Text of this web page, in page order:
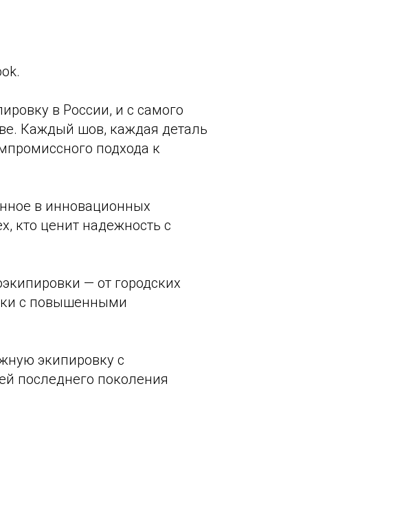
в России, и с самого
Каждый шов, каждая деталь
подхода к
в инновационных
кто ценит надежность с
— от городских
с повышенными
экипировку с
последнего поколения